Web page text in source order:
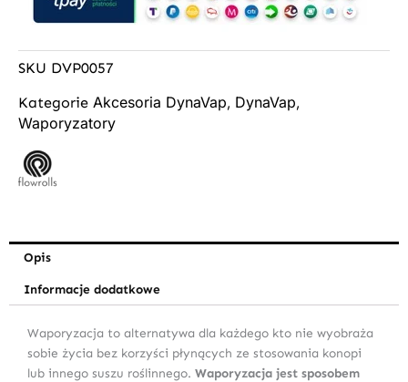
SKU DVP0057
Kategorie Akcesoria DynaVap, DynaVap,
Waporyzatory
Opis
Informacje dodatkowe
Waporyzacja to alternatywa dla każdego kto nie wyobraża
sobie życia bez korzyści płynących ze stosowania konopi
lub innego suszu roślinnego. Waporyzacja jest sposobem